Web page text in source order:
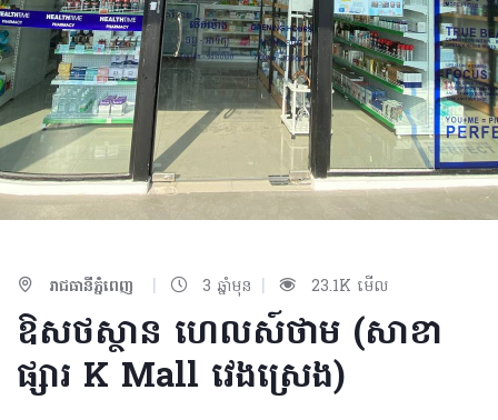
រាជធានីភ្នំពេញ | 3 ឆ្នាំមុន | 23.1K មើល
ឱសថស្ថាន ហេលស៍ថាម (សាខា
ផ្សារ K Mall វេងស្រេង)